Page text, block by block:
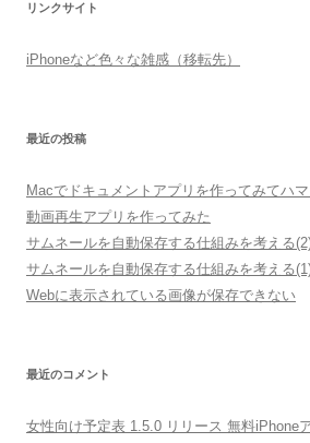
リンクサイト
iPhoneなど色々な雑感（移転先）
最近の投稿
Macでドキュメントアプリを作ってみてハ
動画再生アプリを作ってみた
サムネールを自動保存する仕組みを考える
サムネールを自動保存する仕組みを考える
Webに表示されている画像が保存できない
最近のコメント
女性向け予定表 1.5.0 リリース 無料iPhone